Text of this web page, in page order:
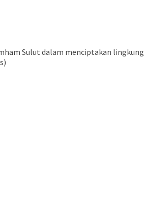
Sulut dalam menciptakan